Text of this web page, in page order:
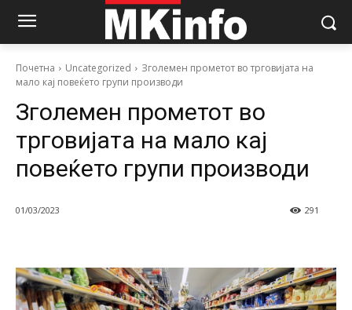
Почетна Uncategorized
Зголемен прометот во трговијата на
мало кај повеќето групи производи
Зголемен прометот во
трговијата на мало кај
повеќето групи производи
01/03/2023 291